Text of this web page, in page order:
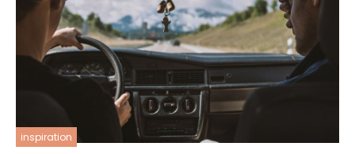
inspiration